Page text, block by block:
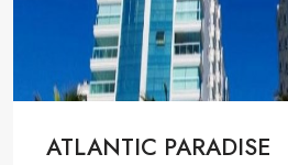
ATLANTIC PARADISE